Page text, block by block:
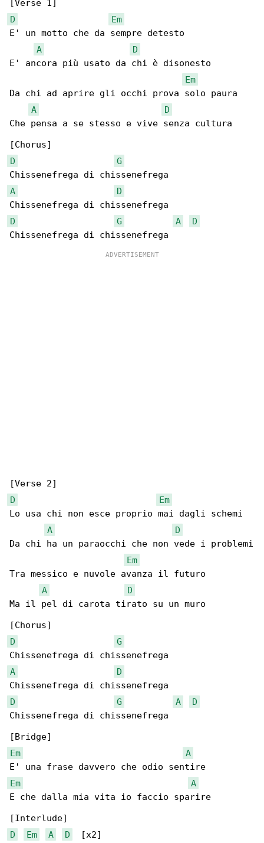
D
Em
E' un motto che da sempre detesto
A
D
E' ancora più usato da chi è disonesto
Em
Da chi ad aprire gli occhi prova solo paura
A
D
Che pensa a se stesso e vive senza cultura
D
G
A
D
D
G A
D
D
Em
Lo usa chi non esce proprio mai dagli schemi
A
D
Da chi ha un paraocchi che non vede i problemi
Em
Tra messico e nuvole avanza il futuro
A
D
Ma il pel di carota tirato su un muro
D
G
A
D
D
G A
D
Chissenefrega di chissenefrega
Em
A
Em
A
E che dalla mia vita io faccio sparire
D
Em A D
  [x2]